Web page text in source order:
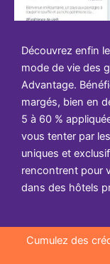
Découvrez enfin
mode de vie des
Advantage.
margés, bien en
5 à 60 %
vous tenter par
uniques et
rencontrent pour
dans des hôtels
Cumulez des